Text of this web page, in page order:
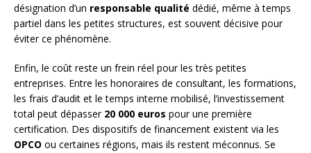
désignation d’un responsable qualité dédié, même à temps
partiel dans les petites structures, est souvent décisive pour
éviter ce phénomène.
Enfin, le coût reste un frein réel pour les très petites
entreprises. Entre les honoraires de consultant, les formations,
les frais d’audit et le temps interne mobilisé, l’investissement
total peut dépasser 20 000 euros pour une première
certification. Des dispositifs de financement existent via les
OPCO ou certaines régions, mais ils restent méconnus. Se